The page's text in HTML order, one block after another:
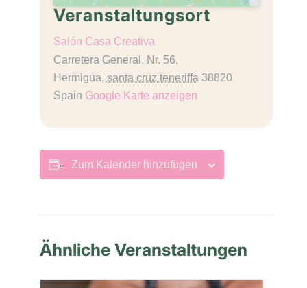
Veranstaltungsort
Salón Casa Creativa
Carretera General, Nr. 56,
Hermigua, santa cruz teneriffa 38820
Spain Google Karte anzeigen
Zum Kalender hinzufügen
Ähnliche Veranstaltungen